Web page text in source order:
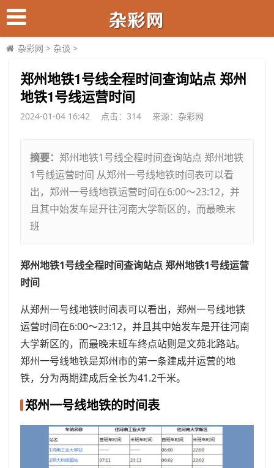
杂彩网 > 杂谈 >
​郑州地铁1号线全程时间查询站点 郑州
地铁1号线运营时间
2024-01-04 16:42 点击： 314 来源： 杂彩网
摘要： 郑州地铁1号线全程时间查询站点 郑州地铁
1号线运营时间 从郑州一号线地铁时间表可以看
出，郑州一号线地铁运营时间在6:00～23:12，并
且其中始发车是开往河南大学新区的，而最晚末
班
郑州地铁1号线全程时间查询站点 郑州地铁1号线运营
时间
从郑州一号线地铁时间表可以看出，郑州一号线地铁
运营时间在6:00～23:12，并且其中始发车是开往河南
大学新区的，而最晚末班车终点站则是文苑北路站。
郑州一号线地铁是郑州市的第一条建成并运营的地
铁，分为两期建成后全长为41.2千米。
郑州一号线地铁的时间表